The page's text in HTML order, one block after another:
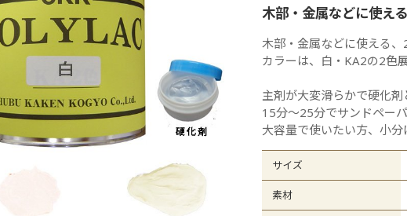
ツール
備品
オレフィンシート 全て
木部・金属などに使え
木部・金属などに使える、
カラーは、白・KA2の2色展
主剤が大変滑らかで硬化
15分～25分でサンドペー
大容量で使いたい方、小分
サイズ
素材